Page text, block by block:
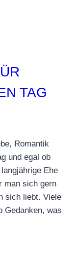
TAG
Romantik
und egal ob
Ehe
man sich gern
sich liebt. Viele
Gedanken, was